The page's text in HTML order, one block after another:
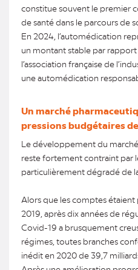
constitue souvent le premier
de santé dans le parcours de
En 2024, l’automédication
un montant stable par rapport
l’association française de
une automédication
Un marché
pressions budgétaires
Le développement du
reste fortement contraint par
particulièrement dégradé de
Alors que les comptes étaient
2019, après dix années de
Covid-19 a brusquement
régimes, toutes branches
inédit en 2020 de 39,7